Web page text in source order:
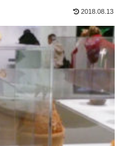
2018.08.13